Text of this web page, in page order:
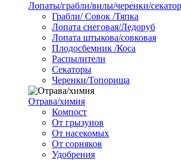
Лопаты/грабли/вилы/черенки/
Грабли/ Совок /Тяпка
Лопата снеговая/Ледоруб
Лопата штыкова/совковая
Плодосбемник /Коса
Распылители
Секаторы
Черенки/Топорища
Отрава/химия
Компост
От грызунов
От насекомых
От сорняков
Удобрения